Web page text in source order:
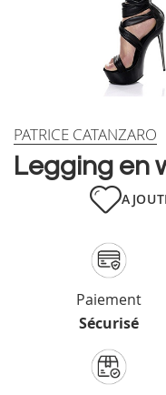
Skip
theLegging en
PATRICE CATANZARO
Paiement
Sécurisé